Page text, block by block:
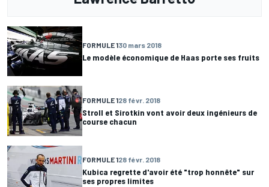
FORMULE 130 mars 2018
Le modèle économique de Haas porte ses fruits
FORMULE 128 févr. 2018
Stroll et Sirotkin vont avoir deux ingénieurs de
course chacun
FORMULE 128 févr. 2018
Kubica regrette d'avoir été "trop honnête" sur
ses propres limites